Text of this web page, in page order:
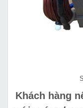
Khách hàng